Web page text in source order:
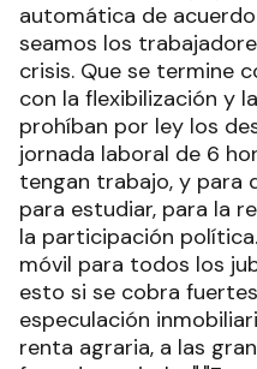
automática de
seamos los
crisis. Que se termine
con la flexibilización y
prohíban por ley los
jornada laboral de 6
tengan trabajo, y para
para estudiar, para la
la participación
móvil para todos los
esto si se cobra
especulación
renta agraria, a las